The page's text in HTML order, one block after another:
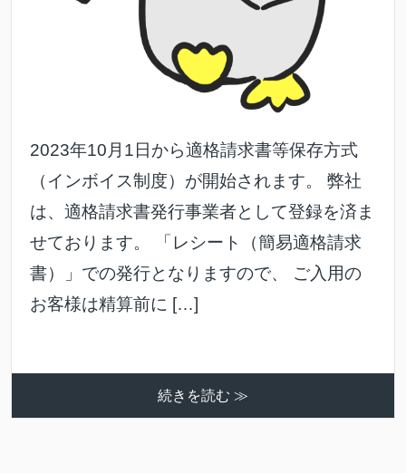
2023年10月1日から適格請求書等保存方式
（インボイス制度）が開始されます。 弊社
は、適格請求書発行事業者として登録を済ま
せております。 「レシート（簡易適格請求
書）」での発行となりますので、 ご入用の
お客様は精算前に […]
続きを読む ≫